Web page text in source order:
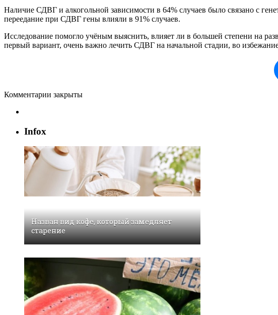
Наличие СДВГ и алкогольной зависимости в 64% случаев было связано с
переедание при СДВГ гены влияли в 91% случаев.
Исследование помогло учёным выяснить, влияет ли в большей степени на
первый вариант, очень важно лечить СДВГ на начальной стадии, во
Комментарии закрыты
Infox
Назван вид кофе, который замедляет
старение